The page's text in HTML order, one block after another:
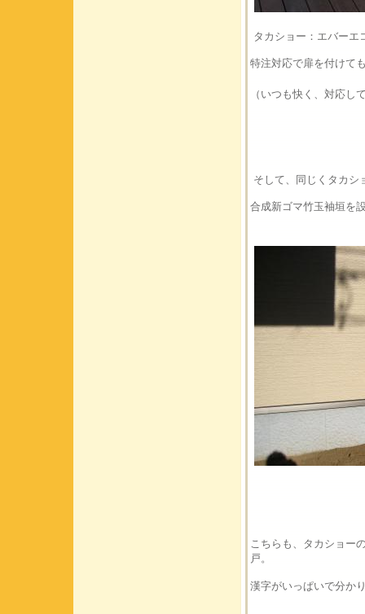
タカショー：エバー
特注対応で扉を付けて
（いつも快く、対応し
そして、同じくタカシ
合成新ゴマ竹玉袖垣を
こちらも、タカショー
戸。
漢字がいっぱいで分か